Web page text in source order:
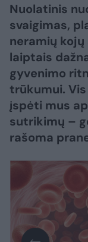
Nuolatinis
svaigimas,
neramių
laiptais
gyvenimo
trūkumui.
įspėti mus
sutrikimų –
rašoma